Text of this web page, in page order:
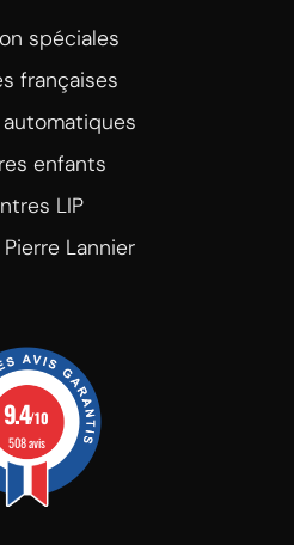
spéciales
françaises
enfants
LIP
Lannier
9.4/10
508 avis